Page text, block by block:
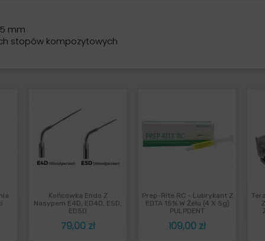
mm
stopów kompozytowych
Końcówka Endo Z
Nasypem E4D, ED4D, E5D,
ED5D
Cena
79,00 zł
Szybki podgląd
Prep-Rite RC - Lubrykant Z
EDTA 15% W Żelu (4 X 5g)
PULPDENT
Cena
109,00 zł
Szybki podgląd